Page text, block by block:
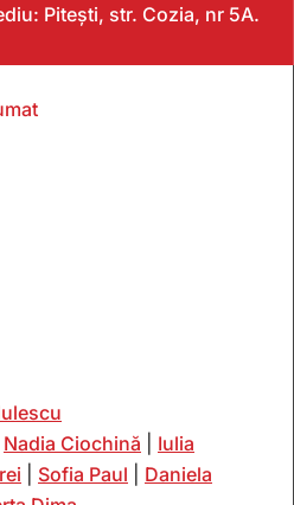
Pitești, str. Cozia, nr 5A.
Nadia Ciochină
Iulia
Sofia Paul
Daniela